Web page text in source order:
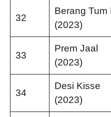
32
Berang Tum
(2023)
33
Prem Jaal
(2023)
34
Desi Kisse
(2023)